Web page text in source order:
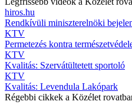
hiros.hu
Rendkívüli miniszterelnöki
KTV
Permetezés kontra
KTV
Kvalitás: Szervátültetett sportoló
KTV
Kvalitás: Levendula Lakópark
Régebbi cikkek a Közélet